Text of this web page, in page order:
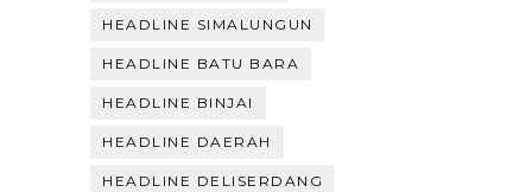
HEADLINE SIMALUNGUN
HEADLINE BATU BARA
HEADLINE BINJAI
HEADLINE DAERAH
HEADLINE DELISERDANG